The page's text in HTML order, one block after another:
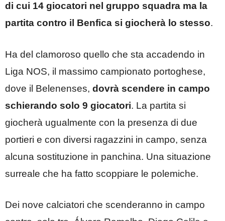
di cui 14 giocatori nel gruppo squadra ma la
partita contro il Benfica si giocherà lo stesso.
Ha del clamoroso quello che sta accadendo in
Liga NOS, il massimo campionato portoghese,
dove il Belenenses, dovrà scendere in campo
schierando solo 9 giocatori. La partita si
giocherà ugualmente con la presenza di due
portieri e con diversi ragazzini in campo, senza
alcuna sostituzione in panchina. Una situazione
surreale che ha fatto scoppiare le polemiche.
Dei nove calciatori che scenderanno in campo